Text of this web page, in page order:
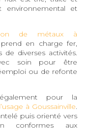
environnemental et
de métaux à
en charge fer,
de diverses activités.
soin pour être
ou de refonte
pour la
à Goussainville.
puis orienté vers
conformes aux